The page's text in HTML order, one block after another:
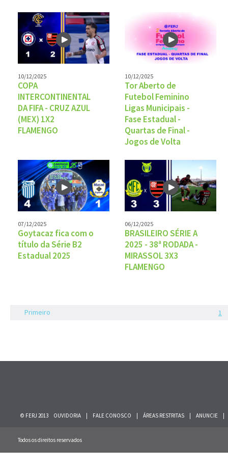
10/12/2025
COPA
INTERCONTINENTAL
DA FIFA - CRUZ AZUL
(MEX) 1X2
FLAMENGO
10/12/2025
Tor Aberto de
Futebol Feminino
Ligas Municipais -
Fase Estadual -
Quartas de Final -
Jogos de Volta
07/12/2025
Goytacaz fica com o
título da Série B2
Estadual 2025
06/12/2025
BRASILEIRO SÉRIE A
2025 - 38ª RODADA -
MIRASSOL 3X3
FLAMENGO
Primeiro 1
© FERJ 2013 OUVIDORIA FALE CONOSCO ÁREAS RESTRITAS ANUNCIE
Todos os direitos reservados